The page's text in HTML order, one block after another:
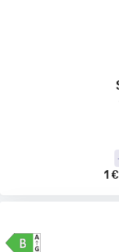
1 €